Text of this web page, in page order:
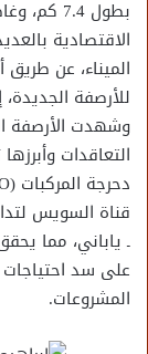
الاقتصادية
الميناء، عن
للأرصفة
وشهدت الأرصفة
التعاقدات
قناة السويس
ـ ياباني، مما
على سد
المشروعات.